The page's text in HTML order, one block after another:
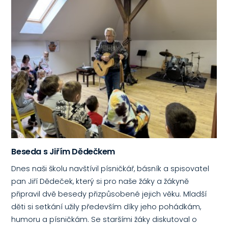
Beseda s Jiřím Dědečkem
Dnes naši školu navštívil písničkář, básník a spisovatel
pan Jiří Dědeček, který si pro naše žáky a žákyně
připravil dvě besedy přizpůsobené jejich věku. Mladší
děti si setkání užily především díky jeho pohádkám,
humoru a písničkám. Se staršími žáky diskutoval o